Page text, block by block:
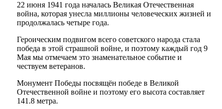
22 июня 1941 года началась Великая Отечественная
война, которая унесла миллионы человеческих жизней и
продолжалась четыре года.
Героическим подвигом всего советского народа стала
победа в этой страшной войне, и поэтому каждый год 9
Мая мы отмечаем это знаменательное событие и
чествуем ветеранов.
Монумент Победы посвящён победе в Великой
Отечественной войне и поэтому его высота составляет
141.8 метра.